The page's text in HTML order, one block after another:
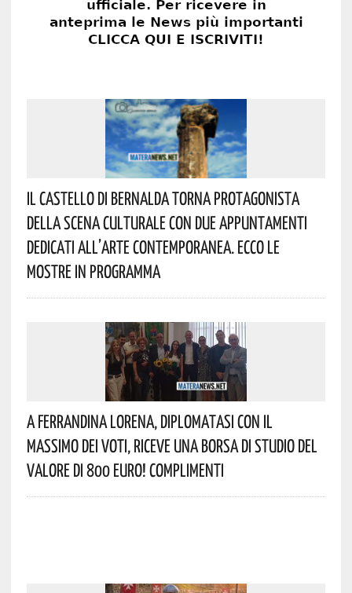
Il Castello Di Bernalda Torna Protagonista
Della Scena Culturale Con Due Appuntamenti
Dedicati All’arte Contemporanea. Ecco Le
Mostre In Programma
A Ferrandina Lorena, Diplomatasi Con Il
Massimo Dei Voti, Riceve Una Borsa Di Studio Del
Valore Di 800 Euro! Complimenti